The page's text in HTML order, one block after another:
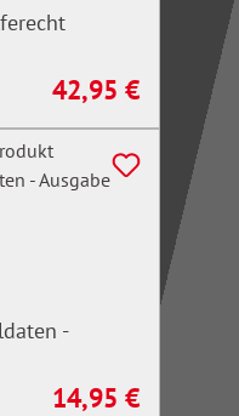
Regulärer Preis:
42,95 €
-
Regulärer Preis:
14,95 €